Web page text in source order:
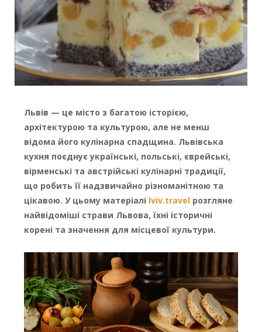
Львів — це місто з багатою історією,
архітектурою та культурою, але не менш
відома його кулінарна спадщина. Львівська
кухня поєднує українські, польські, єврейські,
вірменські та австрійські кулінарні традиції,
що робить її надзвичайно різноманітною та
цікавою. У цьому матеріалі lviv.travelрозгляне
найвідоміші страви Львова, їхні історичні
корені та значення для місцевої культури.